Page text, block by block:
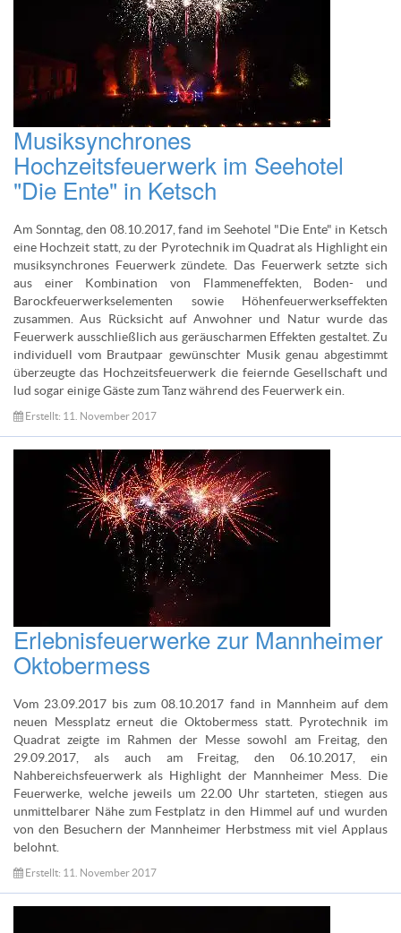
Musiksynchrones
Hochzeitsfeuerwerk im Seehotel
"Die Ente" in Ketsch
Am Sonntag, den 08.10.2017, fand im Seehotel "Die Ente" in Ketsch
eine Hochzeit statt, zu der Pyrotechnik im Quadrat als Highlight ein
musiksynchrones Feuerwerk zündete. Das Feuerwerk setzte sich
aus einer Kombination von Flammeneffekten, Boden- und
Barockfeuerwerkselementen sowie Höhenfeuerwerkseffekten
zusammen. Aus Rücksicht auf Anwohner und Natur wurde das
Feuerwerk ausschließlich aus geräuscharmen Effekten gestaltet. Zu
individuell vom Brautpaar gewünschter Musik genau abgestimmt
überzeugte das Hochzeitsfeuerwerk die feiernde Gesellschaft und
lud sogar einige Gäste zum Tanz während des Feuerwerk ein.
Erstellt: 11. November 2017
Erlebnisfeuerwerke zur Mannheimer
Oktobermess
Vom 23.09.2017 bis zum 08.10.2017 fand in Mannheim auf dem
neuen Messplatz erneut die Oktobermess statt. Pyrotechnik im
Quadrat zeigte im Rahmen der Messe sowohl am Freitag, den
29.09.2017, als auch am Freitag, den 06.10.2017, ein
Nahbereichsfeuerwerk als Highlight der Mannheimer Mess. Die
Feuerwerke, welche jeweils um 22.00 Uhr starteten, stiegen aus
unmittelbarer Nähe zum Festplatz in den Himmel auf und wurden
von den Besuchern der Mannheimer Herbstmess mit viel Applaus
belohnt.
Erstellt: 11. November 2017